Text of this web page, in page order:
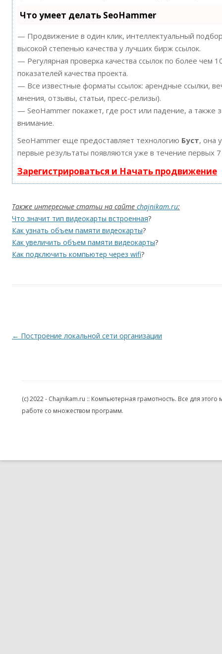
Что умеет делать SeoHammer
— Продвижение в один клик, интеллектуальный
высокой степенью качества у лучших бирж ссылок.
— Регулярная проверка качества ссылок по более чем
показателей качества проекта.
— Все известные форматы ссылок: арендные ссылки,
мнения, отзывы, статьи, пресс-релизы).
— SeoHammer покажет, где рост или падение, а также
внимание.
SeoHammer еще предоставляет технологию Буст, она
первые результаты появляются уже в течение первых
Зарегистрироваться и Начать продвижение
Также интересные статьи на сайте chajnikam.ru:
Что значит тип видеокарты встроенная?
Как узнать объем памяти видеокарты?
Как увеличить объем памяти видеокарты?
Как подключить компьютер через wifi?
Навигация по записям
← Построение локальной сети организации
(c) 2022 - Chajnikam.ru :: Компьютерная грамотность. Все для
работе со множеством программ.